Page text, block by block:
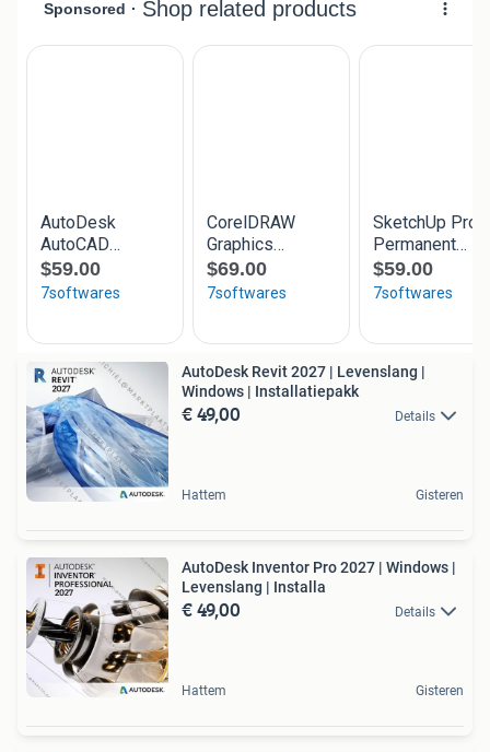
AutoDesk Revit 2027 | Levenslang |
Windows | Installatiepakk
€ 49,00 Details
Hattem Gisteren
AutoDesk Inventor Pro 2027 | Windows |
Levenslang | Installa
€ 49,00 Details
Hattem Gisteren